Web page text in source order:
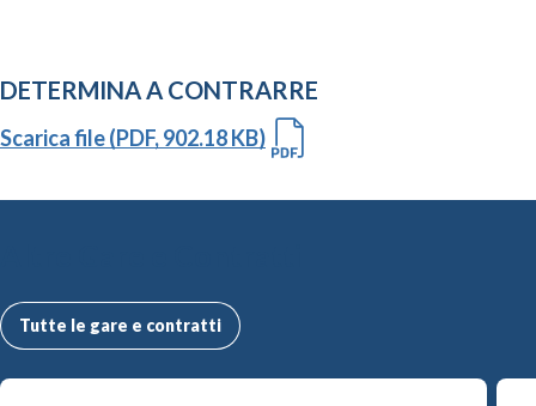
DETERMINA A CONTRARRE
Scarica file (PDF, 902.18 KB)
Tutte le gare e contratti